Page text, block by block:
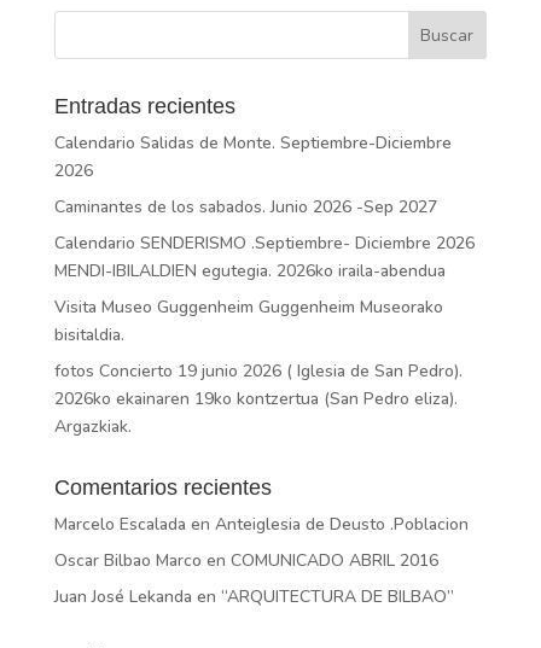
Entradas recientes
Calendario Salidas de Monte. Septiembre-Diciembre
2026
Caminantes de los sabados. Junio 2026 -Sep 2027
Calendario SENDERISMO .Septiembre- Diciembre 2026
MENDI-IBILALDIEN egutegia. 2026ko iraila-abendua
Visita Museo Guggenheim Guggenheim Museorako
bisitaldia.
fotos Concierto 19 junio 2026 ( Iglesia de San Pedro).
2026ko ekainaren 19ko kontzertua (San Pedro eliza).
Argazkiak.
Comentarios recientes
Marcelo Escalada en Anteiglesia de Deusto .Poblacion
Oscar Bilbao Marco en COMUNICADO ABRIL 2016
Juan José Lekanda en “ARQUITECTURA DE BILBAO”